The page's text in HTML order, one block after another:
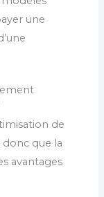
une
de
donc que la
avantages